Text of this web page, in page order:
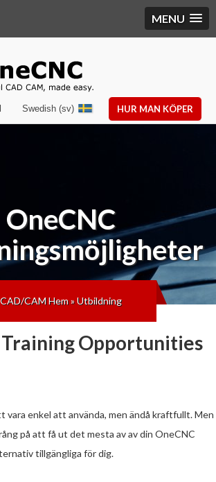
MENU
HUR MAN KÖPER
Swedish (sv)
OneCNC
CAD/CAM Hem»Utbildning
Training Opportunities
vara enkel att använda, men ändå kraftfullt. Men
på att få ut det mesta av av din OneCNC
tillgängliga för dig.